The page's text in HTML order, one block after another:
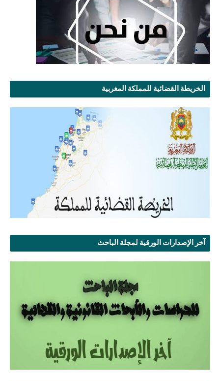
الخريطة القضائية للمملكة المغربية
آخر الإصدارات الورقية لمجلة الباحث